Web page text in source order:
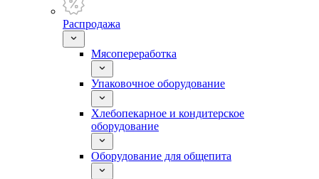
Распродажа
Мясопереработка
Упаковочное оборудование
Хлебопекарное и кондитерское
оборудование
Оборудование для общепита